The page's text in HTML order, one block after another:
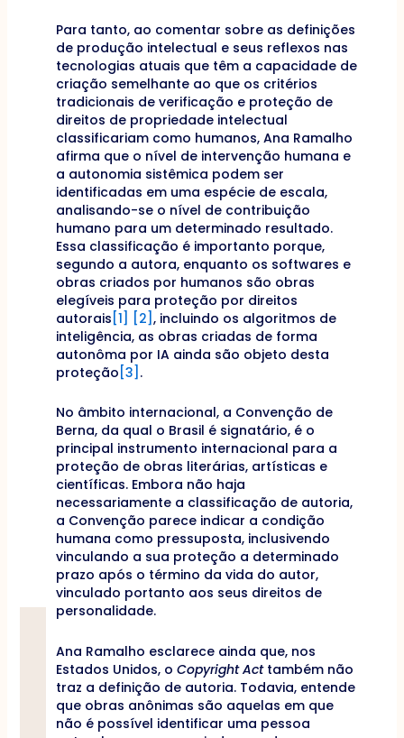
Para tanto, ao comentar sobre as definições
de produção intelectual e seus reflexos nas
tecnologias atuais que têm a capacidade de
criação semelhante ao que os critérios
tradicionais de verificação e proteção de
direitos de propriedade intelectual
classificariam como humanos, Ana Ramalho
afirma que o nível de intervenção humana e
a autonomia sistêmica podem ser
identificadas em uma espécie de escala,
analisando-se o nível de contribuição
humano para um determinado resultado.
Essa classificação é importanto porque,
segundo a autora, enquanto os softwares e
obras criados por humanos são obras
elegíveis para proteção por direitos
autorais [1] [2] , incluindo os algoritmos de
inteligência, as obras criadas de forma
autonôma por IA ainda são objeto desta
proteção [3] .
No âmbito internacional, a Convenção de
Berna, da qual o Brasil é signatário, é o
principal instrumento internacional para a
proteção de obras literárias, artísticas e
científicas. Embora não haja
necessariamente a classificação de autoria,
a Convenção parece indicar a condição
humana como pressuposta, inclusivendo
vinculando a sua proteção a determinado
prazo após o término da vida do autor,
vinculado portanto aos seus direitos de
personalidade.
Ana Ramalho esclarece ainda que, nos
Estados Unidos, o Copyright Acttambém não
traz a definição de autoria. Todavia, entende
que obras anônimas são aquelas em que
não é possível identificar uma pessoa